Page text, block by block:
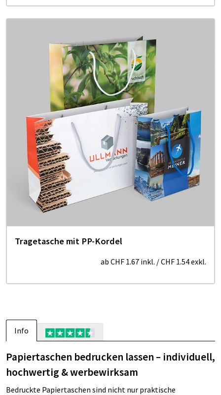
Tragetasche mit PP-Kordel
ab CHF 1.67 inkl. /CHF 1.54exkl.
Info
Papiertaschen bedrucken lassen – individuell,
hochwertig & werbewirksam
Bedruckte Papiertaschen sind nicht nur praktische